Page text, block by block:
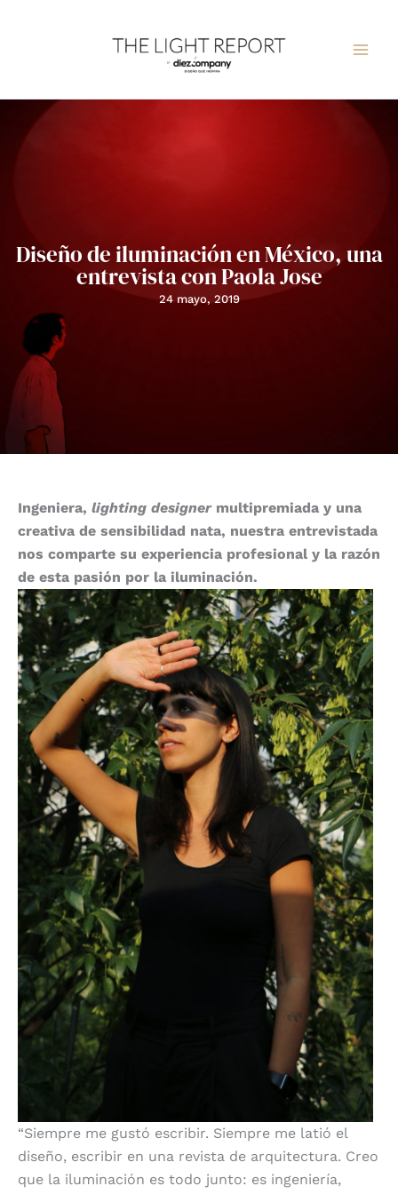
Diseño de iluminación en México, una
entrevista con Paola Jose
24 mayo, 2019
Ingeniera, lighting designermultipremiada y una
creativa de sensibilidad nata, nuestra entrevistada
nos comparte su experiencia profesional y la razón
de esta pasión por la iluminación.
“Siempre me gustó escribir. Siempre me latió el
diseño, escribir en una revista de arquitectura. Creo
que la iluminación es todo junto: es ingeniería,